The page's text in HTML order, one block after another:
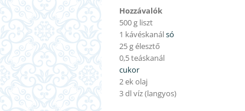
Hozzávalók
500 gliszt
1 kávéskanálsó
25 g élesztő
0,5 teáskanál
cukor
2 ek olaj
3 dlvíz(langyos)